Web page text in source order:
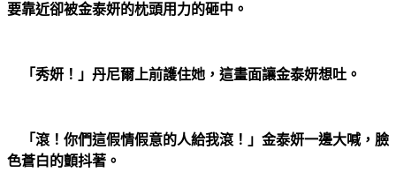
要靠近卻被金泰妍的枕頭用力的砸中。
「秀妍！」丹尼爾上前護住她，這畫面讓金泰妍想吐。
「滾！你們這假情假意的人給我滾！」金泰妍一邊大喊，臉
色蒼白的顫抖著。